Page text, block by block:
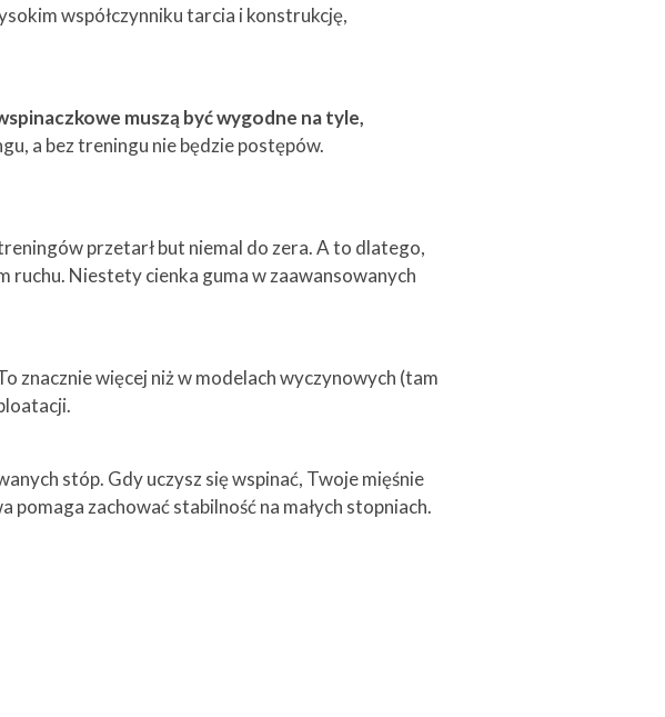
współczynniku tarcia i konstrukcję,
muszą być wygodne na tyle,
a bez treningu nie będzie postępów.
przetarł but niemal do zera. A to dlatego,
ruchu. Niestety cienka guma w zaawansowanych
znacznie więcej niż w modelach wyczynowych (tam
stóp. Gdy uczysz się wspinać, Twoje mięśnie
zachować stabilność na małych stopniach.